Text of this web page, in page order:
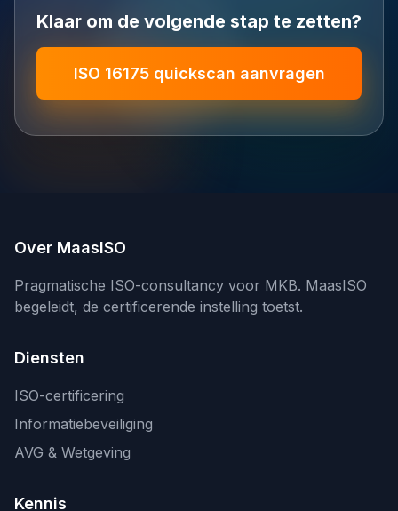
Klaar om de volgende stap te zetten?
ISO 16175 quickscan aanvragen
Over MaasISO
Pragmatische ISO-consultancy voor MKB. MaasISO
begeleidt, de certificerende instelling toetst.
Diensten
ISO-certificering
Informatiebeveiliging
AVG & Wetgeving
Kennis